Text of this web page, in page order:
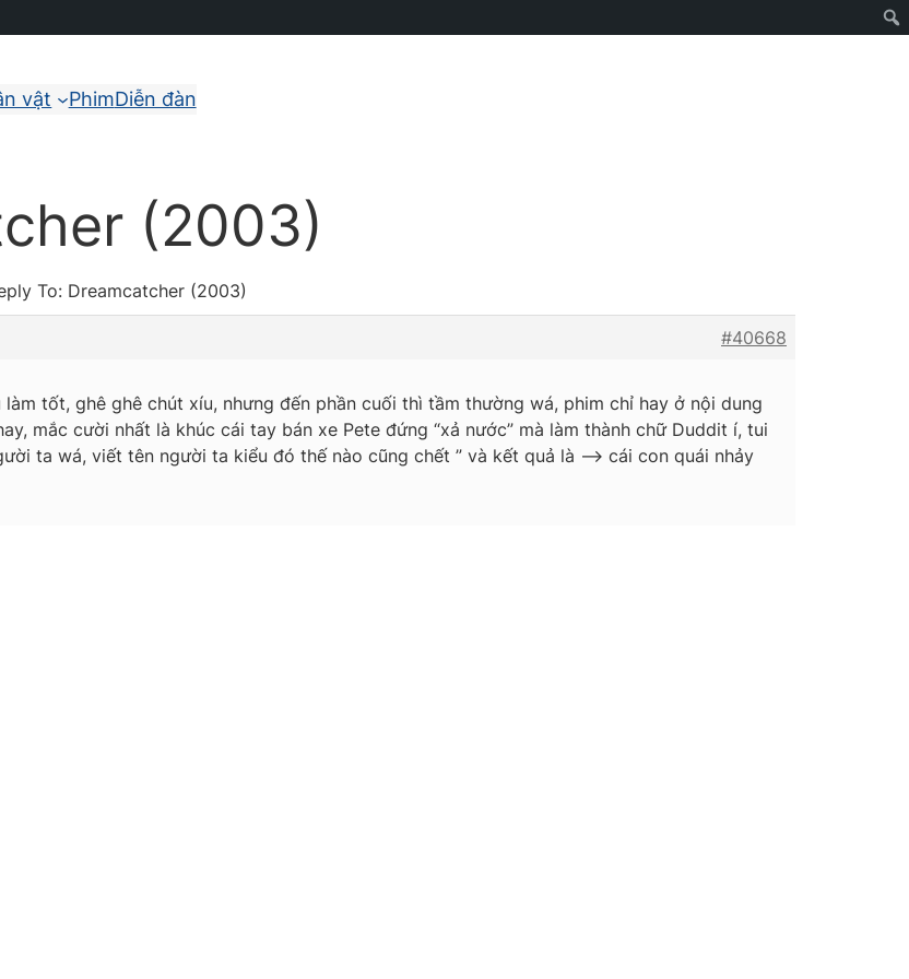
vật PhimDiễn đàn
(2003)
To: Dreamcatcher (2003)
#40668
tốt, ghê ghê chút xíu, nhưng đến phần cuối thì tầm thường wá, phim chỉ hay ở nội dung
mắc cười nhất là khúc cái tay bán xe Pete đứng “xả nước” mà làm thành chữ Duddit í, tui
ta wá, viết tên người ta kiểu đó thế nào cũng chết ” và kết quả là —> cái con quái nhảy